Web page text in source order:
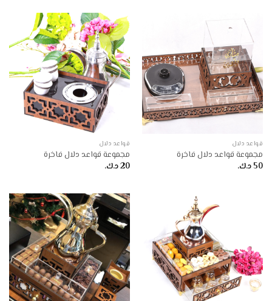
قواعد دلال
مجموعة قواعد دلال فاخرة
50د.ك.
قواعد دلال
مجموعة قواعد دلال فاخرة
20د.ك.